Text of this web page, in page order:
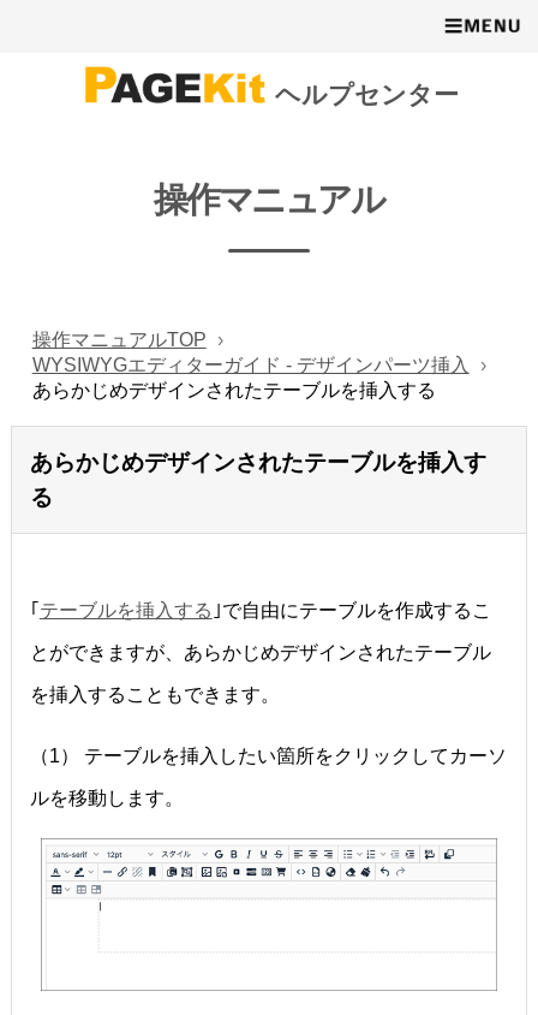
ヘルプセンター
操作マニュアル
操作マニュアルTOP
WYSIWYGエディターガイド - デザインパーツ挿入
あらかじめデザインされたテーブルを挿入する
あらかじめデザインされたテーブルを挿入す
る
｢ テーブルを挿入する ｣で自由にテーブルを作成するこ
とができますが、あらかじめデザインされたテーブル
を挿入することもできます。
（1） テーブルを挿入したい箇所をクリックしてカーソ
ルを移動します。